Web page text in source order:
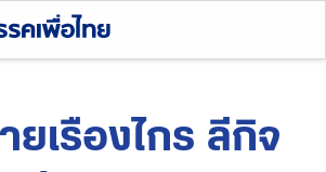
ยเรืองไกร ลีกิจ